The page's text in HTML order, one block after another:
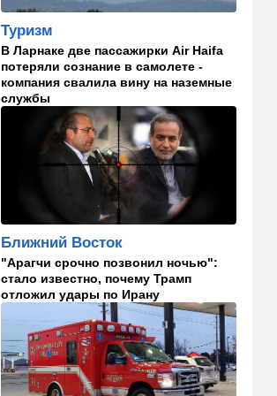
в "Мосаде"
00:07 Израиль
Стало известно, кому
принадлежит тело,
найденное в районе Петах-
Тиквы
Общество
Помогите найти: пропала
Эльмира из Рамат-Гана
23:35 Мнения
Безо всяких табу
22:20 Израиль
Проживающий в России
израильтянин прямо с
самолета угодил в ШАБАК
21:48 Израиль
"Сумасшедшие рулят
Туризм
В Ларнаке две пассажирки Air Haifa
потеряли сознание в самолете -
компания свалила вину на наземные
службы
Ближний Восток
"Арагчи срочно позвонил ночью":
стало известно, почему Трамп
отложил удары по Ирану